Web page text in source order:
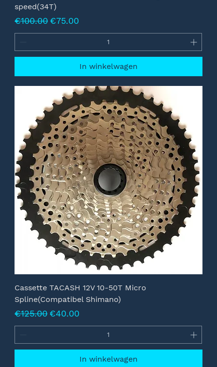
speed(34T)
Normale prijs
€100.00 Verkoopprijs
€75.00
In winkelwagen
Cassette TACASH 12V 10-50T Micro
Spline(Compatibel Shimano)
Normale prijs
€125.00 Verkoopprijs
€40.00
In winkelwagen